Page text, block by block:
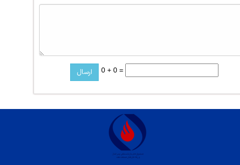
0 + 0 =